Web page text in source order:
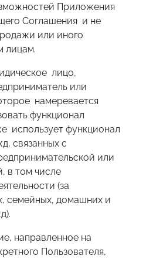
Приложения
Соглашения и не
или иного
лицам.
лицо,
или
намеревается
функционал
использует функционал
связанных с
или
в том числе
(за
семейных, домашних и
направленное на
Пользователя,